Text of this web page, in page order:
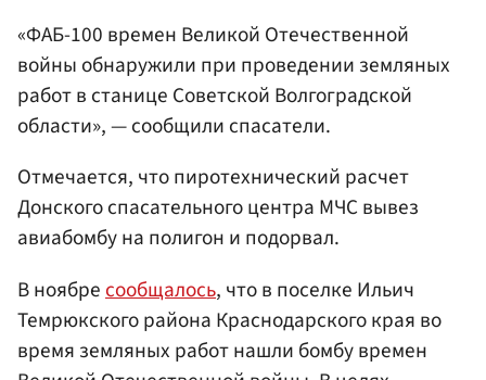
«ФАБ-100 времен Великой Отечественной
войны обнаружили при проведении земляных
работ в станице Советской Волгоградской
области», — сообщили спасатели.
Отмечается, что пиротехнический расчет
Донского спасательного центра МЧС вывез
авиабомбу на полигон и подорвал.
В ноябре сообщалось, что в поселке Ильич
Темрюкского района Краснодарского края во
время земляных работ нашли бомбу времен